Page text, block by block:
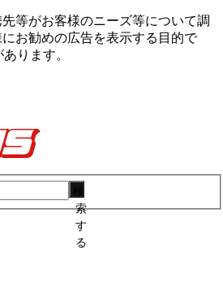
等がお客様のニーズ等について調
お勧めの広告を表⽰する⽬的で
ります。
索
す
る